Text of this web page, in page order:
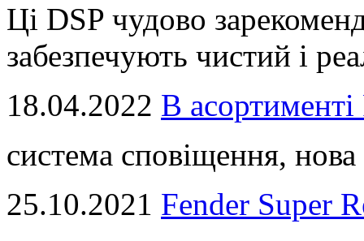
Ці DSP чудово
забезпечують чистий і
18.04.2022 В
система сповіщення,
25.10.2021 Fender Super